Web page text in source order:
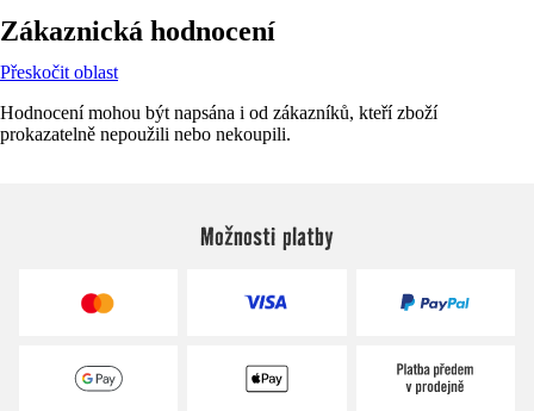
Zákaznická hodnocení
Přeskočit oblast
Hodnocení mohou být napsána i od zákazníků, kteří zboží
prokazatelně nepoužili nebo nekoupili.
Možnosti platby